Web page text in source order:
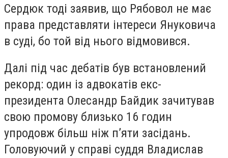
Сердюк тоді заявив, що Рябовол не має
права представляти інтереси Януковича
в суді, бо той від нього відмовився.
Далі під час дебатів був встановлений
рекорд: один із адвокатів екс-
президента Олесандр Байдик зачитував
свою промову близько 16 годин
упродовж більш ніж п’яти засідань.
Головуючий у справі суддя Владислав